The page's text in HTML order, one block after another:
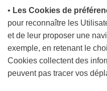
• Les Cookies de
pour reconnaître les
et de leur proposer une
exemple, en retenant le
Cookies collectent des
peuvent pas tracer vos